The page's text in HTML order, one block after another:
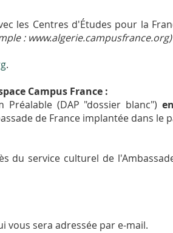
les Centres d'Études pour la
: www.algerie.campusfrance.org)
.
Campus France :
Préalable (DAP "dossier blanc")
de France implantée dans le
du service culturel de
vous sera adressée par e-mail.